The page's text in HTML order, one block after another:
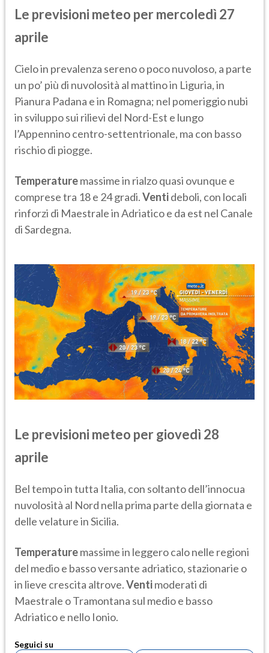
Le previsioni meteo per mercoledì 27
aprile
Cielo in prevalenza sereno o poco nuvoloso, a parte
un po’ più di nuvolosità al mattino in Liguria, in
Pianura Padana e in Romagna; nel pomeriggio nubi
in sviluppo sui rilievi del Nord-Est e lungo
l’Appennino centro-settentrionale, ma con basso
rischio di piogge.
Temperaturemassime in rialzo quasi ovunque e
comprese tra 18 e 24 gradi.Ventideboli, con locali
rinforzi di Maestrale in Adriatico e da est nel Canale
di Sardegna.
Le previsioni meteo per giovedì 28
aprile
Bel tempo in tutta Italia, con soltanto dell’innocua
nuvolosità al Nord nella prima parte della giornata e
delle velature in Sicilia.
Temperaturemassime in leggero calo nelle regioni
del medio e basso versante adriatico, stazionarie o
in lieve crescita altrove.Ventimoderati di
Maestrale o Tramontana sul medio e basso
Adriatico e nello Ionio.
Seguici su